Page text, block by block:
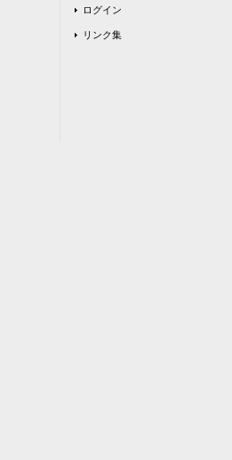
ログイン
リンク集